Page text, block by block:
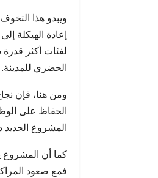
ويبدو هذا
إعادة الهيكلة
لفئات أكثر
الحضري للمدينة.
ومن هنا، فإن
الحفاظ على
المشروع
كما أن المشروع
فمع صعود